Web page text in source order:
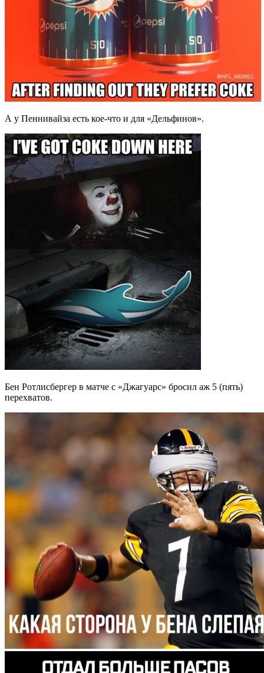
А у Пеннивайза есть кое-что и для «Дельфинов».
Бен Ротлисбергер в матче с «Джагуарс» бросил аж 5 (пять)
перехватов.